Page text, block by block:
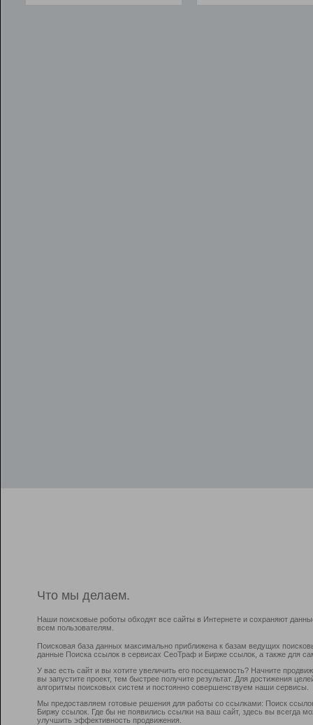
Что мы делаем.
Наши поисковые роботы обходят все сайты в Интернете и сохраняют
всем пользователям.
Поисковая база данных максимально приближена к базам ведущих
данные Поиска ссылок в сервисах СеоТраф и Бирже ссылок, а также для
У вас есть сайт и вы хотите увеличить его посещаемость? Начните
вы запустите проект, тем быстрее получите результат. Для достижения
алгоритмы поисковых систем и постоянно совершенствуем наши сервисы.
Мы предоставляем готовые решения для работы со ссылками: Поиск
Биржу ссылок. Где бы не появились ссылки на ваш сайт, здесь вы всегда
улучшить эффективность продвижения.